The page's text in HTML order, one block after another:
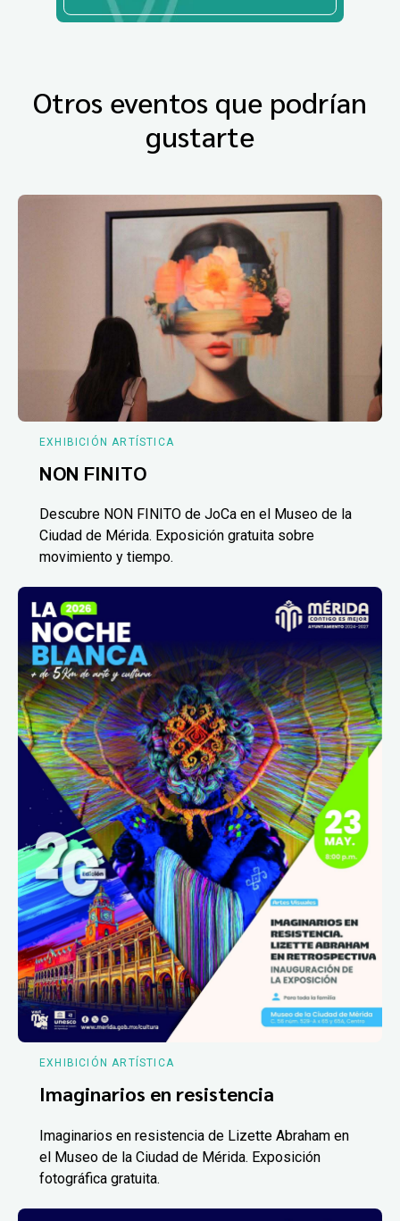
Otros eventos que podrían
gustarte
EXHIBICIÓN ARTÍSTICA
NON FINITO
Descubre NON FINITO de JoCa en el Museo de la
Ciudad de Mérida. Exposición gratuita sobre
movimiento y tiempo.
EXHIBICIÓN ARTÍSTICA
Imaginarios en resistencia
Imaginarios en resistencia de Lizette Abraham en
el Museo de la Ciudad de Mérida. Exposición
fotográfica gratuita.